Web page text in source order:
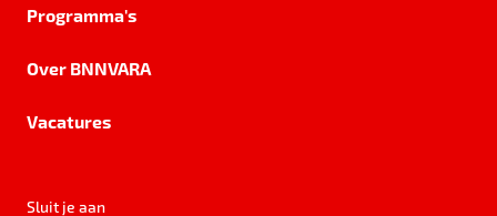
Programma's
Over BNNVARA
Vacatures
Sluit je aan